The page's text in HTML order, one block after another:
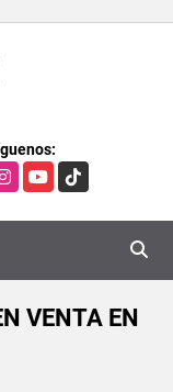
YouTubeTikTok
VENTA EN